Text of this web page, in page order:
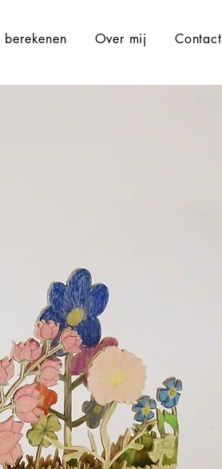
berekenen Over mij Contact